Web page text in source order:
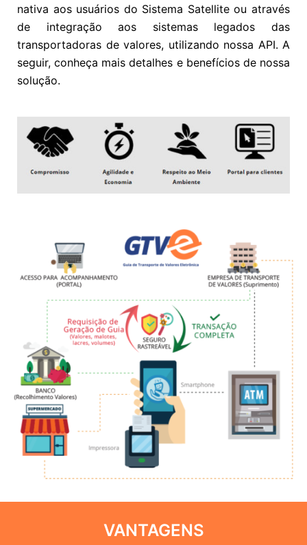
nativa aos usuários do Sistema Satellite ou através
de integração aos sistemas legados das
transportadoras de valores, utilizando nossa API. A
seguir, conheça mais detalhes e benefícios de nossa
solução.
VANTAGENS